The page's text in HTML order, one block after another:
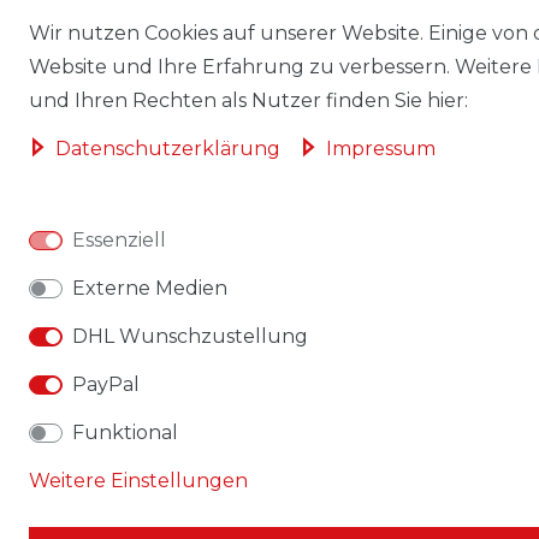
Wir nutzen Cookies auf unserer Website. Einige
Website und Ihre Erfahrung zu verbessern.
und Ihren Rechten als Nutzer finden Sie hier:
Daten­schutz­erklärung Impressum
Essenziell
Externe Medien
DHL Wunschzustellung
PayPal
Funktional
Weitere Einstellungen